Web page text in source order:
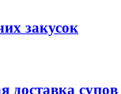
закусок
доставка супов